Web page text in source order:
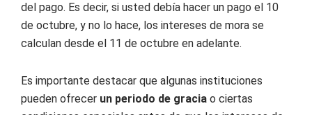
del pago. Es decir, si usted debía hacer un pago el 10
de octubre, y no lo hace, los intereses de mora se
calculan desde el 11 de octubre en adelante.
Es importante destacar que algunas instituciones
pueden ofrecer un periodo de gracia o ciertas